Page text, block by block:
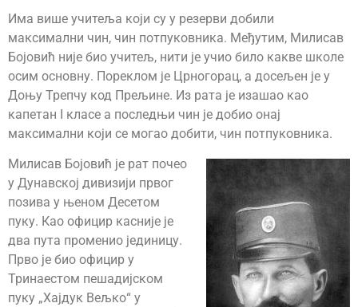
Има више учитеља који су у резерви добили
максимални чин, чин потпуковника. Међутим, Милисав
Бојовић није био учитељ, нити је учио било какве школе
осим основну. Пореклом је Црногорац, а досељен је у
Доњу Трепчу код Прељине. Из рата је изашао као
капетан I класе а последњи чин је добио онај
максимални који се могао добити, чин потпуковника.
Милисав Бојовић је рат почео
у Дунавској дивизији првог
позива у њеном Десетом
пуку. Као официр касније је
два пута променио јединицу.
Прво је био официр у
Тринаестом пешадијском
пуку „Хајдук Вељко“ у